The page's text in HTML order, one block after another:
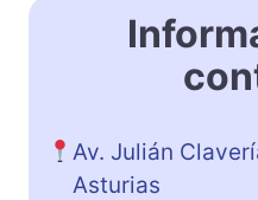
Av. Julián
Asturias